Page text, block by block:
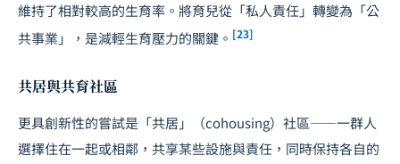
維持了相對較高的生育率。將育兒從「私人責任」轉變為「公
共事業」，是減輕生育壓力的關鍵。 [23]
共居與共育社區
更具創新性的嘗試是「共居」（cohousing）社區——一群人
選擇住在一起或相鄰，共享某些設施與責任，同時保持各自的